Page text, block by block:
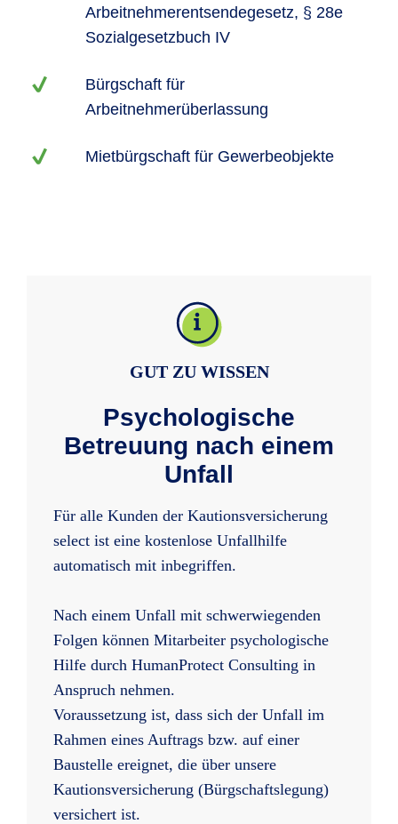
Arbeitnehmerentsendegesetz, § 28e
Sozialgesetzbuch IV
Bürgschaft für
Arbeitnehmerüberlassung
Mietbürgschaft für Gewerbeobjekte
GUT ZU WISSEN
Psychologische
Betreuung nach einem
Unfall
Für alle Kunden der Kautionsversicherung
select ist eine kostenlose Unfallhilfe
automatisch mit inbegriffen.
Nach einem Unfall mit schwerwiegenden
Folgen können Mitarbeiter psychologische
Hilfe durch HumanProtect Consulting in
Anspruch nehmen.
Voraussetzung ist, dass sich der Unfall im
Rahmen eines Auftrags bzw. auf einer
Baustelle ereignet, die über unsere
Kautionsversicherung (Bürgschaftslegung)
versichert ist.